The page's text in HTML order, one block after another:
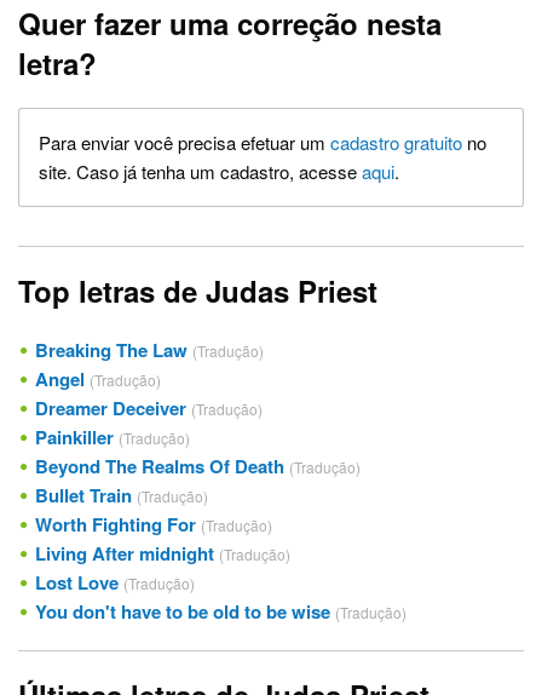
Quer fazer uma correção nesta
letra?
Para enviar você precisa efetuar um cadastro gratuito no
site. Caso já tenha um cadastro, acesseaqui.
Top letras de Judas Priest
Breaking The Law (Tradução)
Angel (Tradução)
Dreamer Deceiver (Tradução)
Painkiller (Tradução)
Beyond The Realms Of Death (Tradução)
Bullet Train (Tradução)
Worth Fighting For (Tradução)
Living After midnight (Tradução)
Lost Love (Tradução)
You don't have to be old to be wise (Tradução)